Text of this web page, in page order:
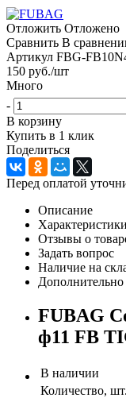
Отложить Отложено
Сравнить В
Артикул FBG-
150 руб./шт
Много
-
В корзину
Купить в 1 клик
Поделиться
Перед оплатой
Описание
Характеристики
Отзывы о
Задать вопрос
Наличие на
Дополнительно
FUBAG
ф11 FB
В наличии
Количество, шт.